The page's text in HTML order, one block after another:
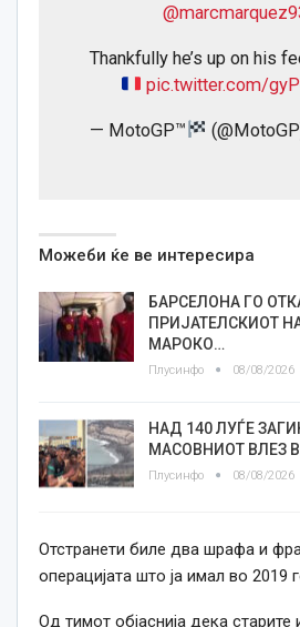
Thankfully he’s up on his
pic.twitter.com/
— MotoGP™
Можеби ќе ве интересира
БАРСЕЛОНА ГО
ПРИЈАТЕЛСКИОТ
МАРОКО…
Плусинфо 08/08/2026
НАД 140 ЛУЃЕ
МАСОВНИОТ ВЛЕЗ
Плусинфо 08/08/2026
Отстранети биле два шрафа и
операцијата што ја имал во 2019
Од тимот објаснија дека старите